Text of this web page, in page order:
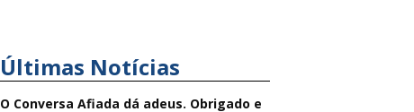
Últimas Notícias
O Conversa Afiada dá adeus. Obrigado e